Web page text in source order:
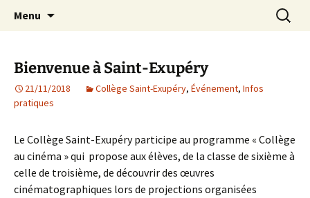
AIP Paris 14 – Association
Indépendante des Parents
d'élèves depuis 1981
Agit – s'Investit – Participe au service des
enfants du secteur scolaire Dolent-Arago-
Menu
Bienvenue à Saint-Exupéry
21/11/2018 Collège Saint-Exupéry, Événement, Infos
pratiques
Le Collège Saint-Exupéry participe au programme « Collège
au cinéma » qui propose aux élèves, de la classe de sixième à
celle de troisième, de découvrir des œuvres
cinématographiques lors de projections organisées